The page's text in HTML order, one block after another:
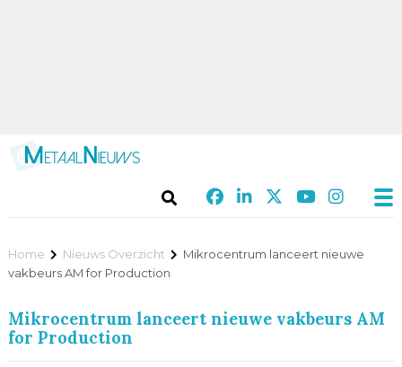
Home Nieuws Overzicht
Mikrocentrum lanceert nieuwe
vakbeurs AM for Production
Mikrocentrum lanceert nieuwe vakbeurs AM
for Production